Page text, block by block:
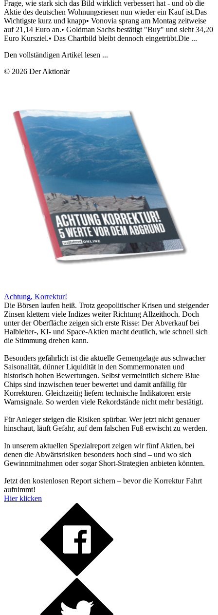
Frage, wie stark sich das Bild wirklich verbessert hat - und ob die
Aktie des deutschen Wohnungsriesen nun wieder ein Kauf ist.Das
Wichtigste kurz und knapp• Vonovia sprang am Montag zeitweise
auf 21,14 Euro an.• Goldman Sachs bestätigt "Buy" und sieht 34,20
Euro Kursziel.• Das Chartbild bleibt dennoch eingetrübt.Die ...
Den vollständigen Artikel lesen ...
© 2026 Der Aktionär
Achtung, Korrektur!
Die Börsen laufen heiß. Trotz geopolitischer Krisen und steigender
Zinsen klettern viele Indizes weiter Richtung Allzeithoch. Doch
unter der Oberfläche zeigen sich erste Risse: Der Abverkauf bei
Halbleiter-, KI- und Space-Aktien macht deutlich, wie schnell sich
die Stimmung drehen kann.
Besonders gefährlich ist die aktuelle Gemengelage aus schwacher
Saisonalität, dünner Liquidität in den Sommermonaten und
historisch hohen Bewertungen. Selbst vermeintlich sichere Blue
Chips sind inzwischen teuer bewertet und damit anfällig für
Korrekturen. Gleichzeitig liefern technische Indikatoren erste
Warnsignale. So werden viele Rekordstände nicht mehr bestätigt.
Für Anleger steigen die Risiken spürbar. Wer jetzt nicht genauer
hinschaut, läuft Gefahr, auf dem falschen Fuß erwischt zu werden.
In unserem aktuellen Spezialreport zeigen wir fünf Aktien, bei
denen die Abwärtsrisiken besonders hoch sind – und wo sich
Gewinnmitnahmen oder sogar Short-Strategien anbieten könnten.
Jetzt den kostenlosen Report sichern – bevor die Korrektur Fahrt
aufnimmt!
Hier klicken